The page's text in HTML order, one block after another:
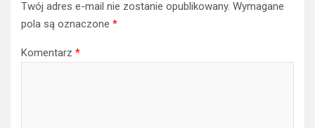
Twój adres e-mail nie zostanie opublikowany. Wymagane
pola są oznaczone *
Komentarz *